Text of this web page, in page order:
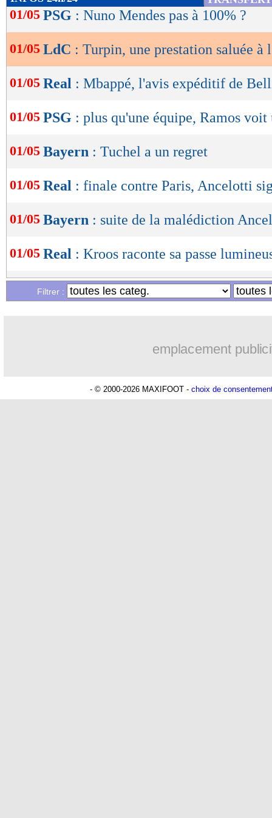
quotidien madrilène. Le Bayern, inquiet
), a sans doute changé
Lu 19.028 fois- Gilles Campos
de
OK
01/05 PSG : Nuno Mendes pas à 100% ?
01/05 LdC : Turpin, une prestation saluée à
01/05 Real : Mbappé, l'avis expéditif de
01/05 PSG : plus qu'une équipe, Ramos
01/05 Bayern : Tuchel a un regret
01/05 Real : finale contre Paris, Ancelotti
01/05 Bayern : suite de la malédiction
01/05 Real : Kroos raconte sa passe
Liste des brèves du mar. 30 avril 2024
Filtrer :
emplacement
- © 2000-2026 MAXIFOOT - choix de